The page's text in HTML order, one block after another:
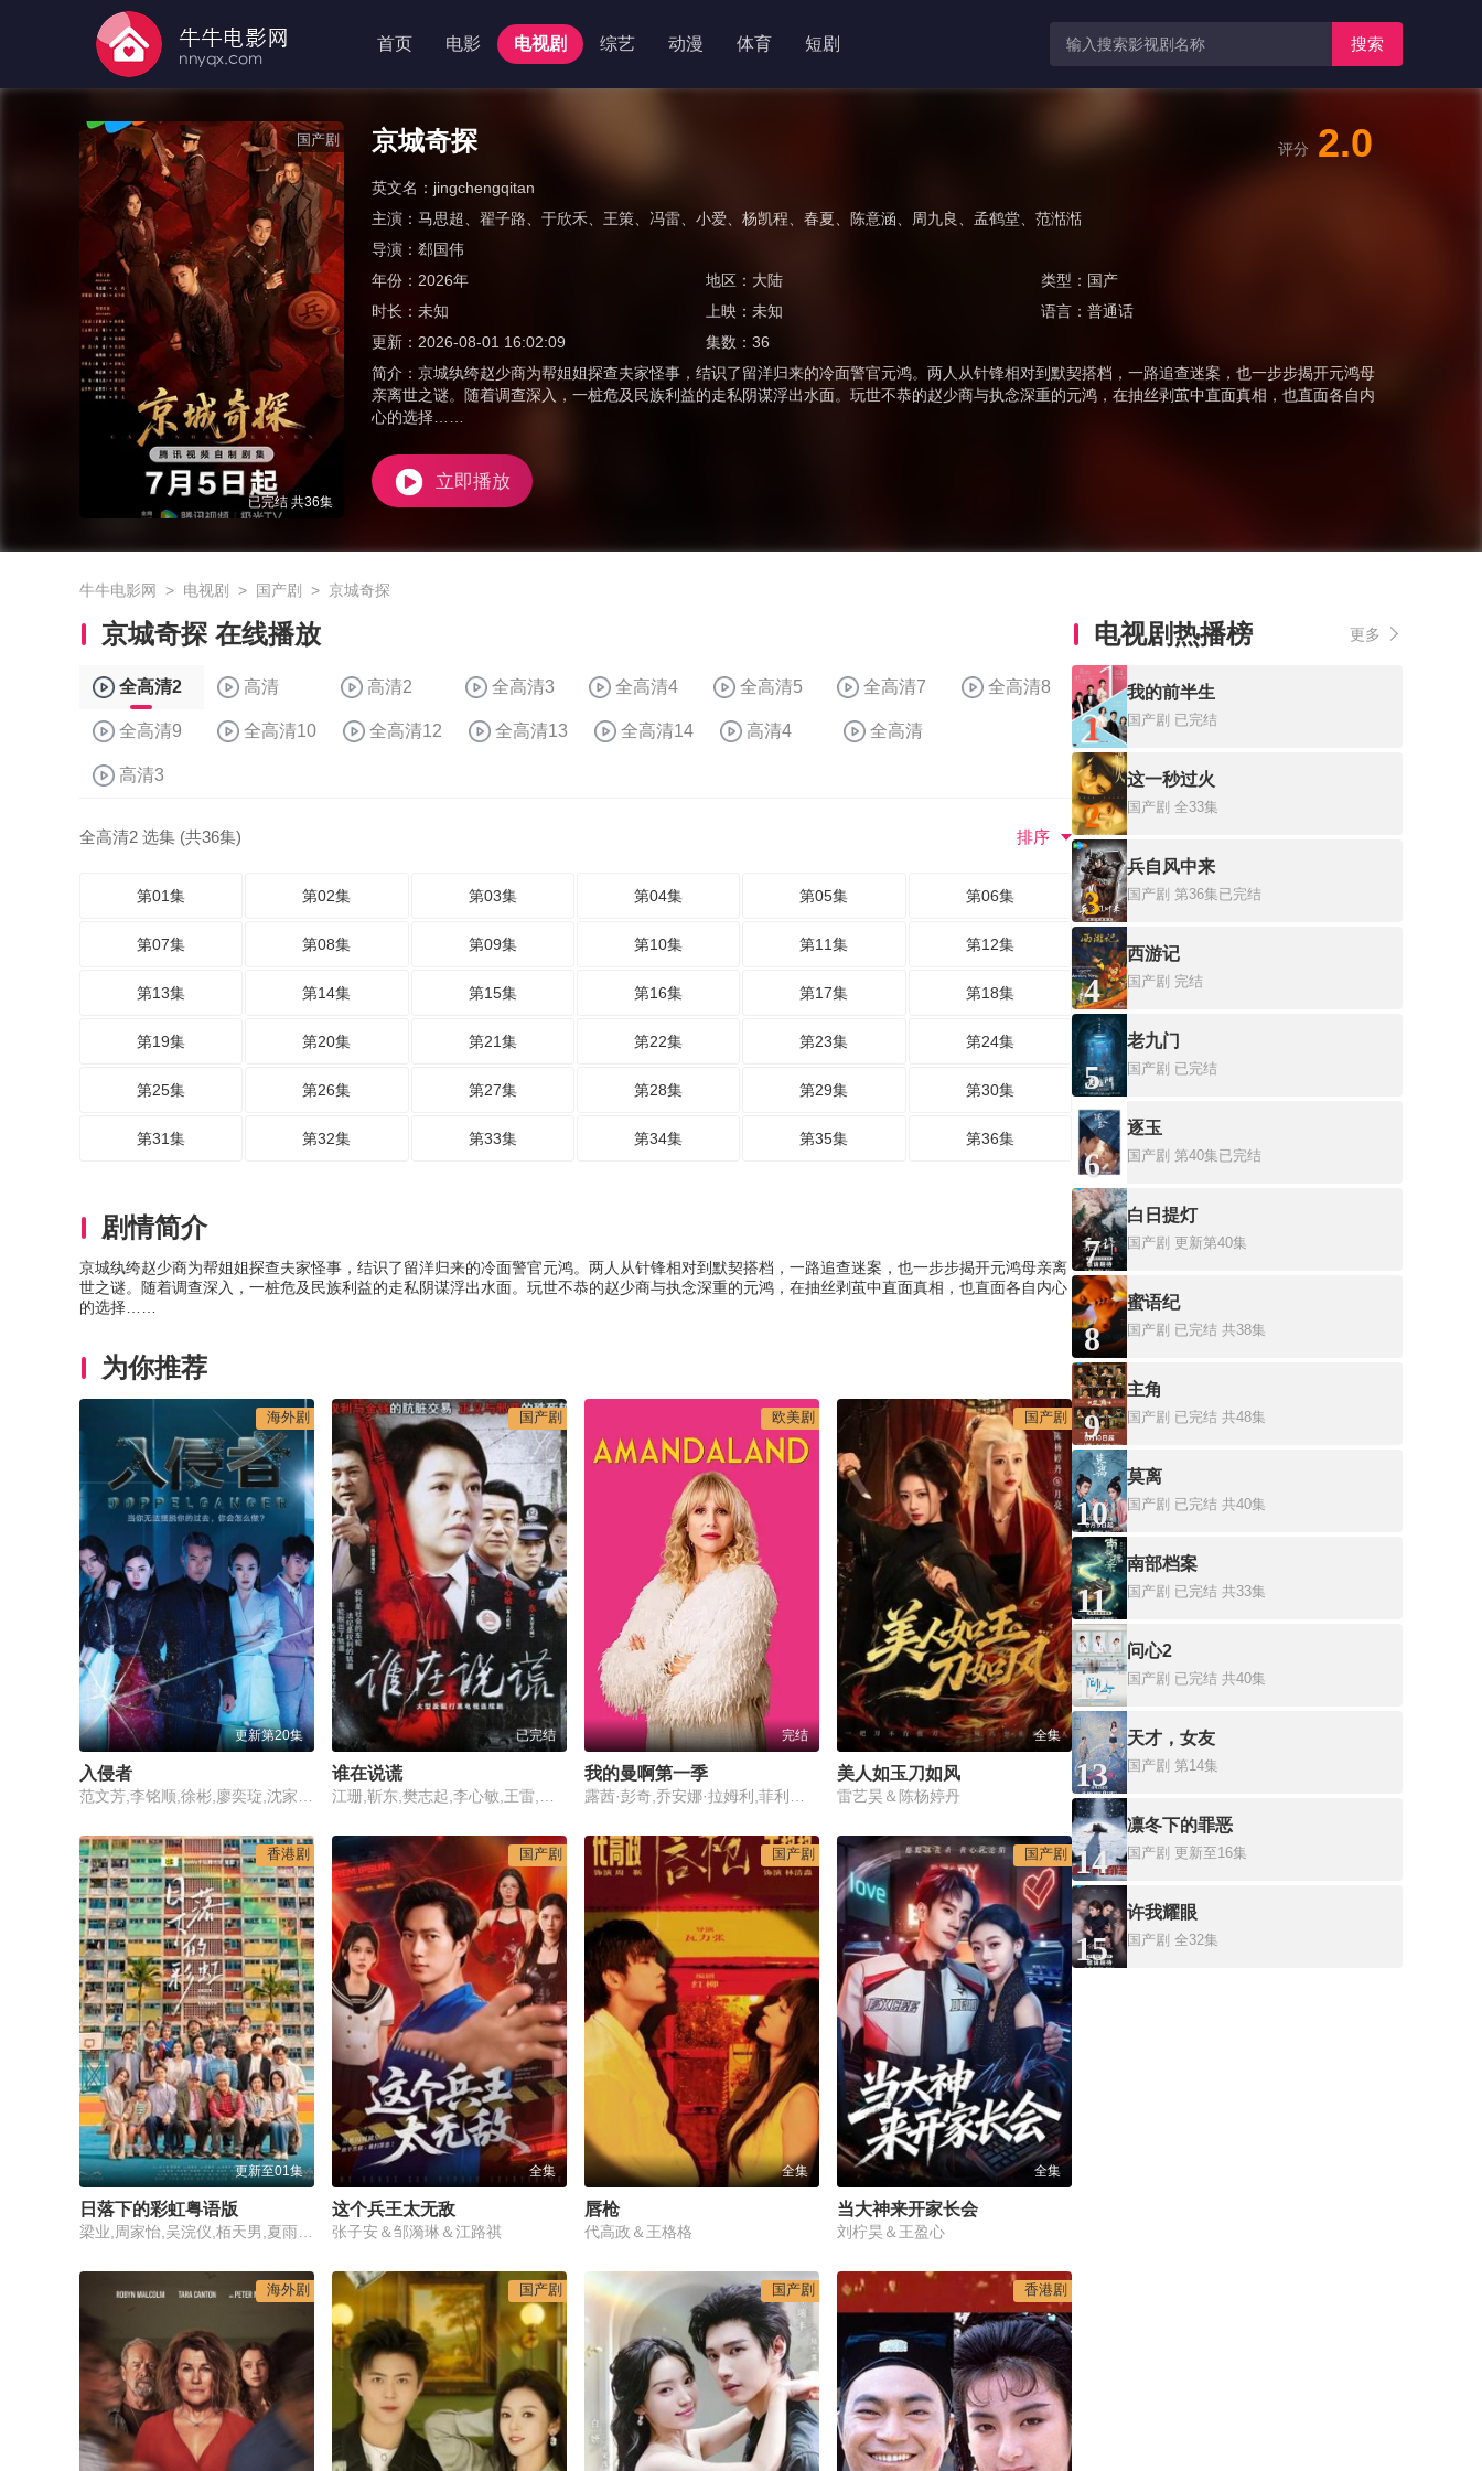
首页 电影 电视剧 综艺 动漫 体育 短剧 搜索
国产剧
已完结 共36集
京城奇探
英文名： jingchengqitan
主演： 马思超 翟子路 于欣禾 王策 冯雷 小爱 杨凯程 春夏 陈意涵 周九良 孟鹤堂
范湉湉
导演： 郄国伟
年份： 2026年 地区： 大陆 类型： 国产
时长： 未知 上映：未知 语言： 普通话
更新： 2026-08-01 16:02:09 集数：36
简介： 京城纨绔赵少商为帮姐姐探查夫家怪事，结识了留洋归来的冷面警官元鸿。两人从针锋相对到默契搭档，一路追查迷案，也一步步揭开元鸿母
亲离世之谜。随着调查深入，一桩危及民族利益的走私阴谋浮出水面。玩世不恭的赵少商与执念深重的元鸿，在抽丝剥茧中直面真相，也直面各自内
心的选择……
评分 2.0
立即播放
牛牛电影网 > 电视剧 > 国产剧 > 京城奇探
京城奇探 在线播放
全高清2 高清 高清2 全高清3 全高清4 全高清5 全高清7 全高清8
全高清9 全高清10 全高清12 全高清13 全高清14 高清4 全高清
高清3
全高清2 选集 (共36集) 排序
第01集 第02集 第03集 第04集 第05集 第06集
第07集 第08集 第09集 第10集 第11集 第12集
第13集 第14集 第15集 第16集 第17集 第18集
第19集 第20集 第21集 第22集 第23集 第24集
第25集 第26集 第27集 第28集 第29集 第30集
第31集 第32集 第33集 第34集 第35集 第36集
剧情简介
京城纨绔赵少商为帮姐姐探查夫家怪事，结识了留洋归来的冷面警官元鸿。两人从针锋相对到默契搭档，一路追查迷案，也一步步揭开元鸿母亲离
世之谜。随着调查深入，一桩危及民族利益的走私阴谋浮出水面。玩世不恭的赵少商与执念深重的元鸿，在抽丝剥茧中直面真相，也直面各自内心
的选择……
为你推荐
海外剧
更新第20集
入侵者
国产剧
已完结
谁在说谎
欧美剧
完结
我的曼啊第一季
国产剧
全集
美人如玉刀如风
雷艺昊＆陈杨婷丹
香港剧
更新至01集
日落下的彩虹粤语版
国产剧
全集
这个兵王太无敌
张子安＆邹漪琳＆江路祺
国产剧
全集
唇枪
代高政＆王格格
国产剧
全集
当大神来开家长会
刘柠昊＆王盈心
海外剧 国产剧 国产剧 香港剧
电视剧热播榜 更多
1
我的前半生
国产剧 已完结
2
这一秒过火
国产剧 全33集
3
兵自风中来
国产剧 第36集已完结
4
西游记
国产剧 完结
5
老九门
国产剧 已完结
6
逐玉
国产剧 第40集已完结
7
白日提灯
国产剧 更新第40集
8
蜜语纪
国产剧 已完结 共38集
9
主角
国产剧 已完结 共48集
10
莫离
国产剧 已完结 共40集
11
南部档案
国产剧 已完结 共33集
12
问心2
国产剧 已完结 共40集
13
天才，女友
国产剧 第14集
14
凛冬下的罪恶
国产剧 更新至16集
15
许我耀眼
国产剧 全32集